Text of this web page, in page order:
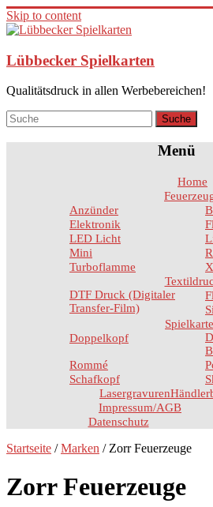
Skip to content
Lübbecker Spielkarten
Qualitätsdruck in allen Werbebereichen!
Menü
Home
Anzünder
Elektronik
LED Licht
Mini
Turboflamme
DTF Druck (Digitaler
Transfer-Film)
Doppelkopf
Rommé
Schafkopf
Lasergravuren
Impressum/AGB
Datenschutz
Startseite /Marken / Zorr Feuerzeuge
Zorr Feuerzeuge